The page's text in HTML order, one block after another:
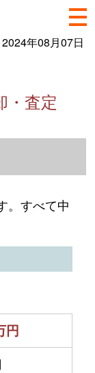
2024年08月07日
・査定
年1～12
。すべて中
円